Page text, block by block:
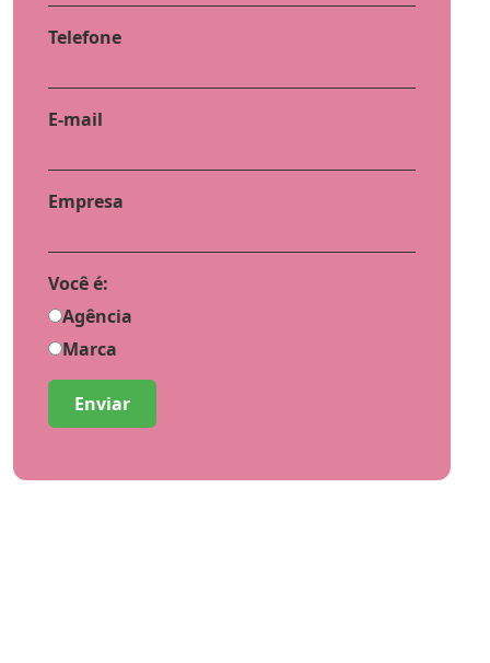
Telefone
E-mail
Empresa
Você é:
Agência
Marca